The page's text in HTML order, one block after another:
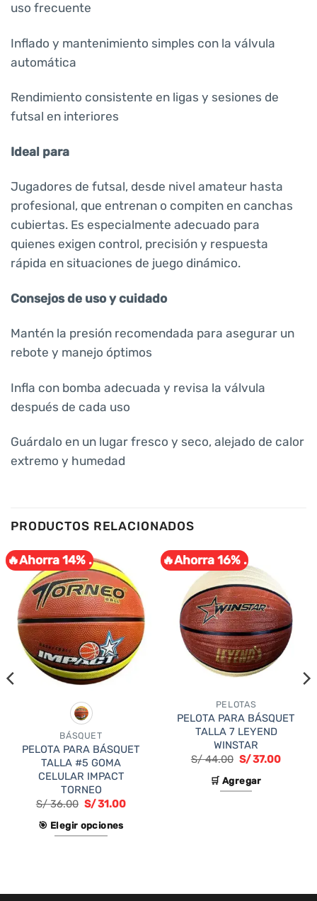
uso frecuente
Inflado y mantenimiento simples con la válvula
automática
Rendimiento consistente en ligas y sesiones de
futsal en interiores
Ideal para
Jugadores de futsal, desde nivel amateur hasta
profesional, que entrenan o compiten en canchas
cubiertas. Es especialmente adecuado para
quienes exigen control, precisión y respuesta
rápida en situaciones de juego dinámico.
Consejos de uso y cuidado
Mantén la presión recomendada para asegurar un
rebote y manejo óptimos
Infla con bomba adecuada y revisa la válvula
después de cada uso
Guárdalo en un lugar fresco y seco, alejado de calor
extremo y humedad
PRODUCTOS RELACIONADOS
🔥Ahorra 14% .
BÁSQUET
PELOTA PARA BÁSQUET
TALLA #5 GOMA
CELULAR IMPACT
TORNEO
S/36.00 S/31.00
🎯 Elegir opciones
múltiples
🔥Ahorra 16% .
PELOTAS
PELOTA PARA BÁSQUET
TALLA 7 LEYEND
WINSTAR
S/44.00 El
original
era:
S/37.00El
🛒 Agregar